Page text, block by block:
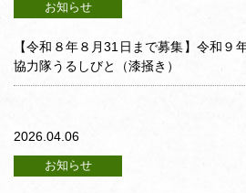
お知らせ
【令和８年８月31日まで募集】令和９
協力隊うるしびと（漆掻き）
2026.04.06
お知らせ